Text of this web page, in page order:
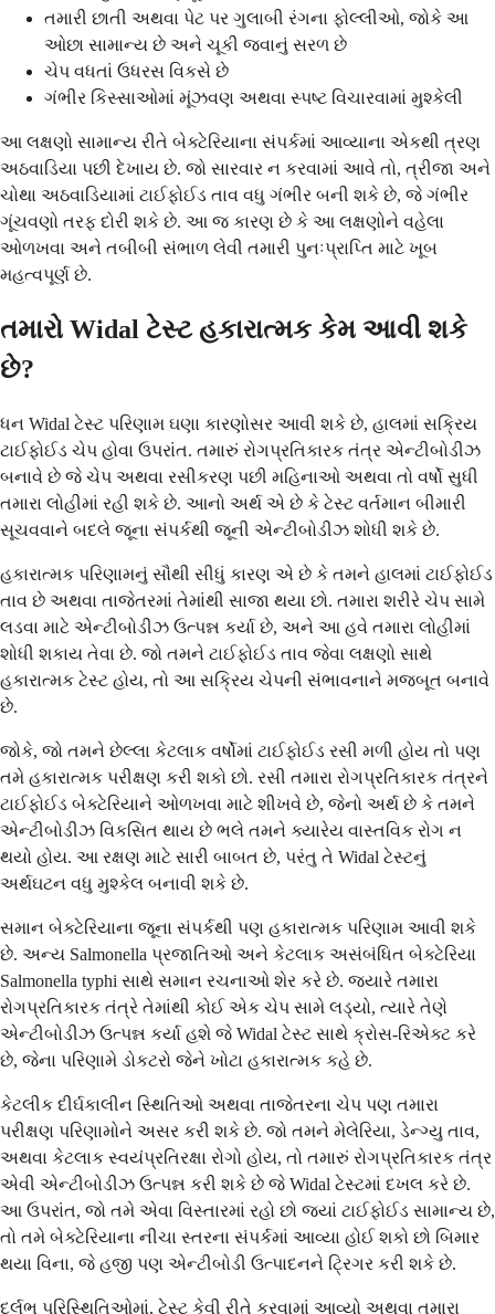
તમારી છાતી અથવા પેટ પર ગુલાબી રંગના ફોલ્લીઓ, જોકે આ
ઓછા સામાન્ય છે અને ચૂકી જવાનું સરળ છે
ચેપ વધતાં ઉધરસ વિકસે છે
ગંભીર કિસ્સાઓમાં મૂંઝવણ અથવા સ્પષ્ટ વિચારવામાં મુશ્કેલી
આ લક્ષણો સામાન્ય રીતે બેક્ટેરિયાના સંપર્કમાં આવ્યાના એકથી ત્રણ
અઠવાડિયા પછી દેખાય છે. જો સારવાર ન કરવામાં આવે તો, ત્રીજા અને
ચોથા અઠવાડિયામાં ટાઈફોઈડ તાવ વધુ ગંભીર બની શકે છે, જે ગંભીર
ગૂંચવણો તરફ દોરી શકે છે. આ જ કારણ છે કે આ લક્ષણોને વહેલા
ઓળખવા અને તબીબી સંભાળ લેવી તમારી પુનઃપ્રાપ્તિ માટે ખૂબ
મહત્વપૂર્ણ છે.
તમારો Widal ટેસ્ટ હકારાત્મક કેમ આવી શકે
છે?
ધન Widal ટેસ્ટ પરિણામ ઘણા કારણોસર આવી શકે છે, હાલમાં સક્રિય
ટાઈફોઈડ ચેપ હોવા ઉપરાંત. તમારું રોગપ્રતિકારક તંત્ર એન્ટીબોડીઝ
બનાવે છે જે ચેપ અથવા રસીકરણ પછી મહિનાઓ અથવા તો વર્ષો સુધી
તમારા લોહીમાં રહી શકે છે. આનો અર્થ એ છે કે ટેસ્ટ વર્તમાન બીમારી
સૂચવવાને બદલે જૂના સંપર્કથી જૂની એન્ટીબોડીઝ શોધી શકે છે.
હકારાત્મક પરિણામનું સૌથી સીધું કારણ એ છે કે તમને હાલમાં ટાઈફોઈડ
તાવ છે અથવા તાજેતરમાં તેમાંથી સાજા થયા છો. તમારા શરીરે ચેપ સામે
લડવા માટે એન્ટીબોડીઝ ઉત્પન્ન કર્યા છે, અને આ હવે તમારા લોહીમાં
શોધી શકાય તેવા છે. જો તમને ટાઈફોઈડ તાવ જેવા લક્ષણો સાથે
હકારાત્મક ટેસ્ટ હોય, તો આ સક્રિય ચેપની સંભાવનાને મજબૂત બનાવે
છે.
જોકે, જો તમને છેલ્લા કેટલાક વર્ષોમાં ટાઈફોઈડ રસી મળી હોય તો પણ
તમે હકારાત્મક પરીક્ષણ કરી શકો છો. રસી તમારા રોગપ્રતિકારક તંત્રને
ટાઈફોઈડ બેક્ટેરિયાને ઓળખવા માટે શીખવે છે, જેનો અર્થ છે કે તમને
એન્ટીબોડીઝ વિકસિત થાય છે ભલે તમને ક્યારેય વાસ્તવિક રોગ ન
થયો હોય. આ રક્ષણ માટે સારી બાબત છે, પરંતુ તે Widal ટેસ્ટનું
અર્થઘટન વધુ મુશ્કેલ બનાવી શકે છે.
સમાન બેક્ટેરિયાના જૂના સંપર્કથી પણ હકારાત્મક પરિણામ આવી શકે
છે. અન્ય Salmonella પ્રજાતિઓ અને કેટલાક અસંબંધિત બેક્ટેરિયા
Salmonella typhi સાથે સમાન રચનાઓ શેર કરે છે. જ્યારે તમારા
રોગપ્રતિકારક તંત્રે તેમાંથી કોઈ એક ચેપ સામે લડ્યો, ત્યારે તેણે
એન્ટીબોડીઝ ઉત્પન્ન કર્યા હશે જે Widal ટેસ્ટ સાથે ક્રોસ-રિએક્ટ કરે
છે, જેના પરિણામે ડોકટરો જેને ખોટા હકારાત્મક કહે છે.
કેટલીક દીર્ઘકાલીન સ્થિતિઓ અથવા તાજેતરના ચેપ પણ તમારા
પરીક્ષણ પરિણામોને અસર કરી શકે છે. જો તમને મેલેરિયા, ડેન્ગ્યુ તાવ,
અથવા કેટલાક સ્વયંપ્રતિરક્ષા રોગો હોય, તો તમારું રોગપ્રતિકારક તંત્ર
એવી એન્ટીબોડીઝ ઉત્પન્ન કરી શકે છે જે Widal ટેસ્ટમાં દખલ કરે છે.
આ ઉપરાંત, જો તમે એવા વિસ્તારમાં રહો છો જ્યાં ટાઈફોઈડ સામાન્ય છે,
તો તમે બેક્ટેરિયાના નીચા સ્તરના સંપર્કમાં આવ્યા હોઈ શકો છો બિમાર
થયા વિના, જે હજી પણ એન્ટીબોડી ઉત્પાદનને ટ્રિગર કરી શકે છે.
દુર્લભ પરિસ્થિતિઓમાં, ટેસ્ટ કેવી રીતે કરવામાં આવ્યો અથવા તમારા